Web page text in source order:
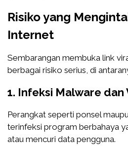
Risiko yang
Internet
Sembarangan membuka link
berbagai risiko serius, di
1. Infeksi Malware dan
Perangkat seperti ponsel
terinfeksi program berbahaya
atau mencuri data pengguna.